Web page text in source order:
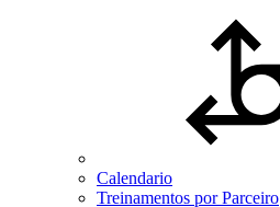
Calendario
Treinamentos por Parceiro